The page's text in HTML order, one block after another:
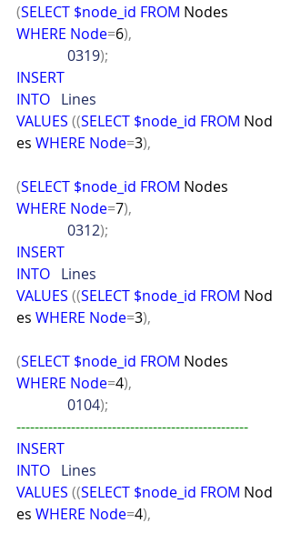
(SELECT $node_id FROM Nodes
WHERE Node=6),
0319);
INSERT
INTO Lines
VALUES ((SELECT $node_id FROM Nod
es WHERE Node=3),
(SELECT $node_id FROM Nodes
WHERE Node=7),
0312);
INSERT
INTO Lines
VALUES ((SELECT $node_id FROM Nod
es WHERE Node=3),
(SELECT $node_id FROM Nodes
WHERE Node=4),
0104);
---------------------------------------------------
INSERT
INTO Lines
VALUES ((SELECT $node_id FROM Nod
es WHERE Node=4),